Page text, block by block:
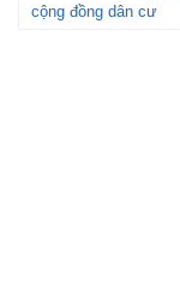
cộng đồng dân cư